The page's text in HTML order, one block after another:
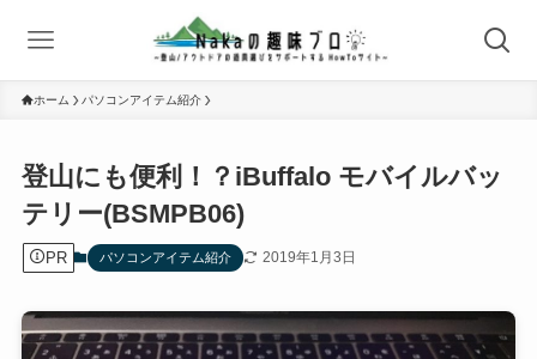
ホーム パソコンアイテム紹介
登山にも便利！？iBuffalo モバイルバッ
テリー(BSMPB06)
PR パソコンアイテム紹介 2019年1月3日